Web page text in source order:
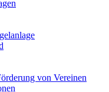
von Vereinen